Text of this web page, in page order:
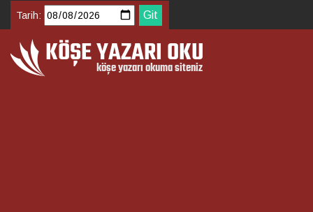
Tarih: